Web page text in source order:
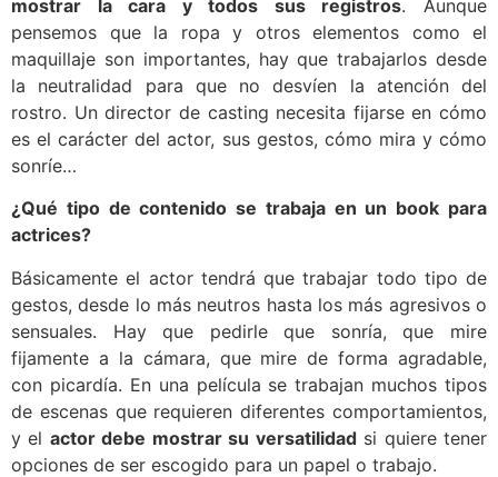
mostrar la cara y todos sus registros. Aunque
pensemos que la ropa y otros elementos como el
maquillaje son importantes, hay que trabajarlos desde
la neutralidad para que no desvíen la atención del
rostro. Un director de casting necesita fijarse en cómo
es el carácter del actor, sus gestos, cómo mira y cómo
sonríe…
¿Qué tipo de contenido se trabaja en un book para
actrices?
Básicamente el actor tendrá que trabajar todo tipo de
gestos, desde lo más neutros hasta los más agresivos o
sensuales. Hay que pedirle que sonría, que mire
fijamente a la cámara, que mire de forma agradable,
con picardía. En una película se trabajan muchos tipos
de escenas que requieren diferentes comportamientos,
y el actor debe mostrar su versatilidadsi quiere tener
opciones de ser escogido para un papel o trabajo.